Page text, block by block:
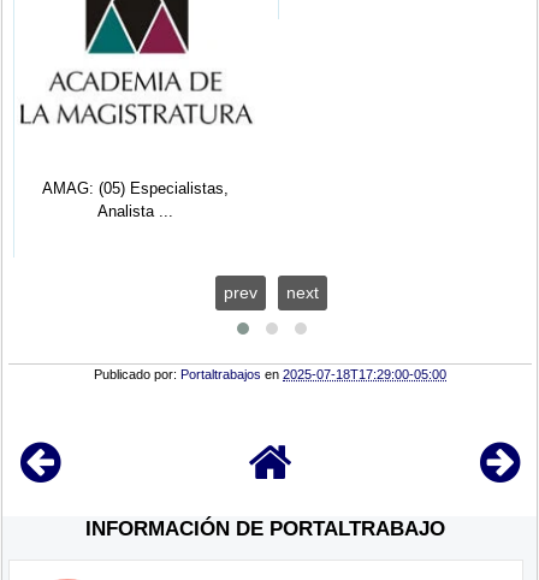
AMAG: (05) Especialistas,
Analista ...
prev next
Publicado por:Portaltrabajos en2025-07-18T17:29:00-05:00
INFORMACIÓN DE PORTALTRABAJO